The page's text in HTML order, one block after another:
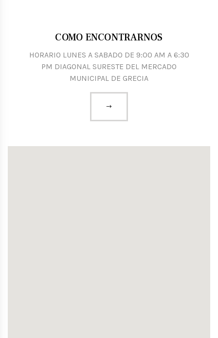
COMO ENCONTRARNOS
HORARIO LUNES A SABADO DE 9:00 AM A 6:30
PM DIAGONAL SURESTE DEL MERCADO
MUNICIPAL DE GRECIA